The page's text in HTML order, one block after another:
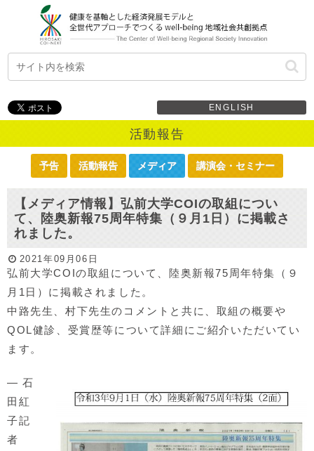
ENGLISH
活動報告
予告 活動報告 メディア 講演会・セミナー
【メディア情報】弘前大学COIの取組につい
て、陸奥新報75周年特集（９月1日）に掲載さ
れました。
2021年09月06日
弘前大学COIの取組について、陸奥新報75周年特集（９
月1日）に掲載されました。
中路先生、村下先生のコメントと共に、取組の概要や
QOL健診、受賞歴等について詳細にご紹介いただいてい
ます。
― 石
田紅
子記
者